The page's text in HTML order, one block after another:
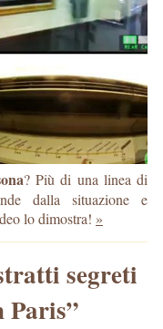
? Più di una linea di
dalla situazione e
lo dimostra! »
segreti